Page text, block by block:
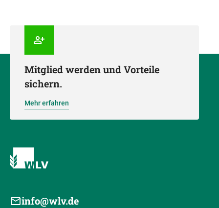
Mitglied werden und Vorteile
sichern.
Mehr erfahren
info@wlv.de